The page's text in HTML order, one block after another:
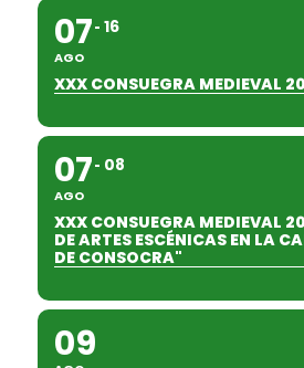
07
AGO
16
XXX CONSUEGRA MEDIEVAL
07
AGO
08
XXX CONSUEGRA MEDIEVAL
DE ARTES ESCÉNICAS EN LA
DE CONSOCRA"
09